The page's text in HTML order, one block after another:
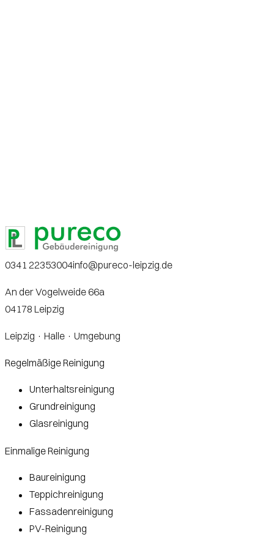
0341 22353004info@pureco-leipzig.de
An der Vogelweide 66a
04178 Leipzig
Leipzig · Halle · Umgebung
Regelmäßige Reinigung
Unterhaltsreinigung
Unterhaltsreinigung
Grundreinigung
Grundreinigung
Glasreinigung
Einmalige Reinigung
Baureinigung
Baureinigung
Teppichreinigung
Teppichreinigung
Fassadenreinigung
Fassadenreinigung
PV-Reinigung